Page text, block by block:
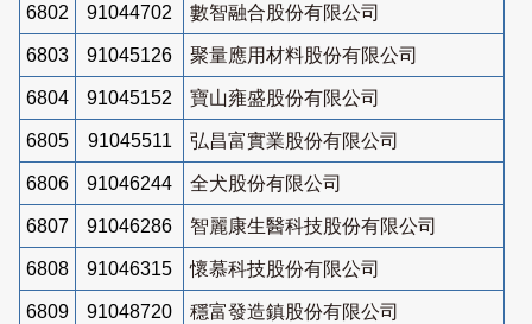
6802 91044702 數智融合股份有限公司
6803 91045126 聚量應用材料股份有限公司
6804 91045152 寶山雍盛股份有限公司
6805 91045511 弘昌富實業股份有限公司
6806 91046244 全犬股份有限公司
6807 91046286 智麗康生醫科技股份有限公司
6808 91046315 懷慕科技股份有限公司
6809 91048720 穩富發造鎮股份有限公司